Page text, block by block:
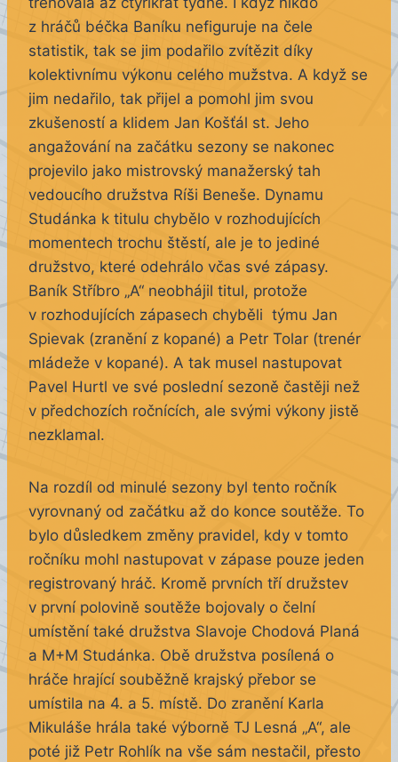
z hráčů béčka Baníku nefiguruje na čele
statistik, tak se jim podařilo zvítězit díky
kolektivnímu výkonu celého mužstva. A když se
jim nedařilo, tak přijel a pomohl jim svou
zkušeností a klidem Jan Košťál st. Jeho
angažování na začátku sezony se nakonec
projevilo jako mistrovský manažerský tah
vedoucího družstva Ríši Beneše. Dynamu
Studánka k titulu chybělo v rozhodujících
momentech trochu štěstí, ale je to jediné
družstvo, které odehrálo včas své zápasy.
Baník Stříbro „A“ neobhájil titul, protože
v rozhodujících zápasech chyběli týmu Jan
Spievak (zranění z kopané) a Petr Tolar (trenér
mládeže v kopané). A tak musel nastupovat
Pavel Hurtl ve své poslední sezoně častěji než
v předchozích ročnících, ale svými výkony jistě
nezklamal.
Na rozdíl od minulé sezony byl tento ročník
vyrovnaný od začátku až do konce soutěže. To
bylo důsledkem změny pravidel, kdy v tomto
ročníku mohl nastupovat v zápase pouze jeden
registrovaný hráč. Kromě prvních tří družstev
v první polovině soutěže bojovaly o čelní
umístění také družstva Slavoje Chodová Planá
a M+M Studánka. Obě družstva posílená o
hráče hrající souběžně krajský přebor se
umístila na 4. a 5. místě. Do zranění Karla
Mikuláše hrála také výborně TJ Lesná „A“, ale
poté již Petr Rohlík na vše sám nestačil, přesto